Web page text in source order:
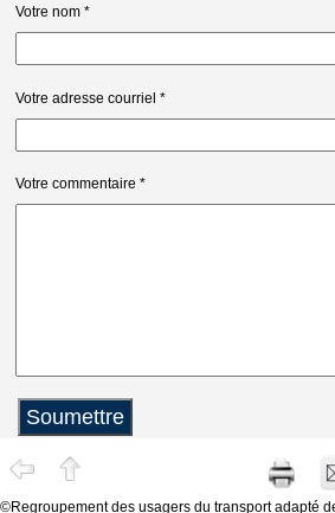
Votre nom *
Votre adresse courriel *
Votre commentaire *
©Regroupement des usagers du transport adapté